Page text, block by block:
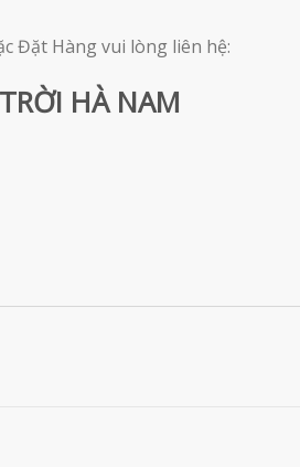
Đặt Hàng vui lòng liên hệ:
HÀ NAM